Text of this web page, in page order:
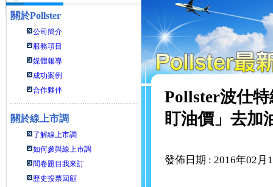
關於Pollster
公司簡介
服務項目
媒體報導
成功案例
合作夥伴
關於線上市調
了解線上市調
如何參與線上市調
問卷題目我來訂
歷史投票回顧
Pollster波仕
盯油價」去加
發佈日期 : 2016年02月